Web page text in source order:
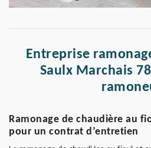
Entreprise
Saulx Marchais
Ramonage de chaudière au
pour un contrat d’entretien